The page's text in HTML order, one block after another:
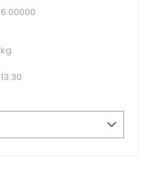
6.00000
kg
13.30